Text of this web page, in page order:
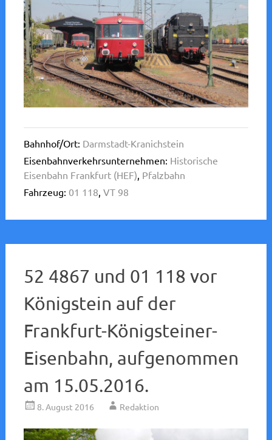
Bahnhof/Ort: Darmstadt-Kranichstein
Eisenbahnverkehrsunternehmen: Historische
Eisenbahn Frankfurt (HEF), Pfalzbahn
Fahrzeug: 01 118, VT 98
52 4867 und 01 118 vor
Königstein auf der
Frankfurt-Königsteiner-
Eisenbahn, aufgenommen
am 15.05.2016.
8. August 2016 Redaktion